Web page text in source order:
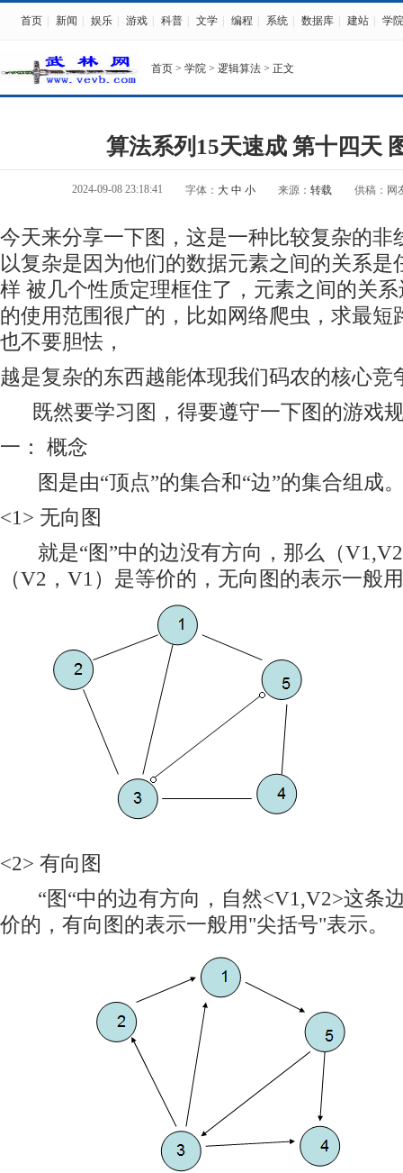
首页 新闻 娱乐 游戏 科普 文学 编程 系统 数据库 建站 学院
首页 > 学院 > 逻辑算法 > 正文
算法系列15天速成 第十四天
2024-09-08 23:18:41 字体： 大 中 小 来源： 转载 供稿：网
今天来分享一下图，这是一种比较复杂的非
以复杂是因为他们的数据元素之间的关系是
样 被几个性质定理框住了，元素之间的关
的使用范围很广的，比如网络爬虫，求最短
也不要胆怯，
越是复杂的东西越能体现我们码农的核
既然要学习图，得要遵守一下图的游戏
一： 概念
图是由“顶点”的集合和“边”的集合组成
<1> 无向图
就是“图”中的边没有方向，那么（
（V2，V1）是等价的，无向图的表示一般
<2> 有向图
“图“中的边有方向，自然<V1,V2>这条
价的，有向图的表示一般用"尖括号"表示。